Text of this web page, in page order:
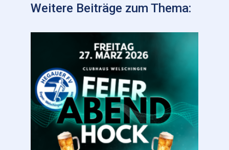
Weitere Beiträge zum Thema: